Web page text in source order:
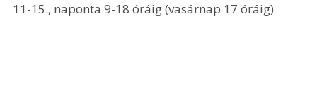
11-15., naponta 9-18 óráig (vasárnap 17 óráig)